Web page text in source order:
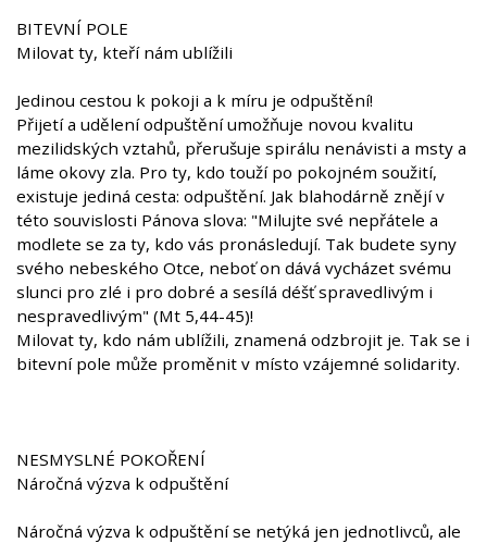
BITEVNÍ POLE
Milovat ty, kteří nám ublížili
Jedinou cestou k pokoji a k míru je odpuštění!
Přijetí a udělení odpuštění umožňuje novou kvalitu
mezilidských vztahů, přerušuje spirálu nenávisti a msty a
láme okovy zla. Pro ty, kdo touží po pokojném soužití,
existuje jediná cesta: odpuštění. Jak blahodárně znějí v
této souvislosti Pánova slova: "Milujte své nepřátele a
modlete se za ty, kdo vás pronásledují. Tak budete syny
svého nebeského Otce, neboť on dává vycházet svému
slunci pro zlé i pro dobré a sesílá déšť spravedlivým i
nespravedlivým" (Mt 5,44-45)!
Milovat ty, kdo nám ublížili, znamená odzbrojit je. Tak se i
bitevní pole může proměnit v místo vzájemné solidarity.
NESMYSLNÉ POKOŘENÍ
Náročná výzva k odpuštění
Náročná výzva k odpuštění se netýká jen jednotlivců, ale